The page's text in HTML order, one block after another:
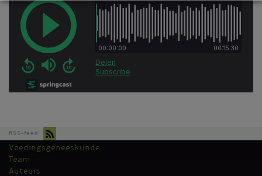
RSS-feed
Kantoormenu
Voedingsgeneeskunde
Team
Auteurs